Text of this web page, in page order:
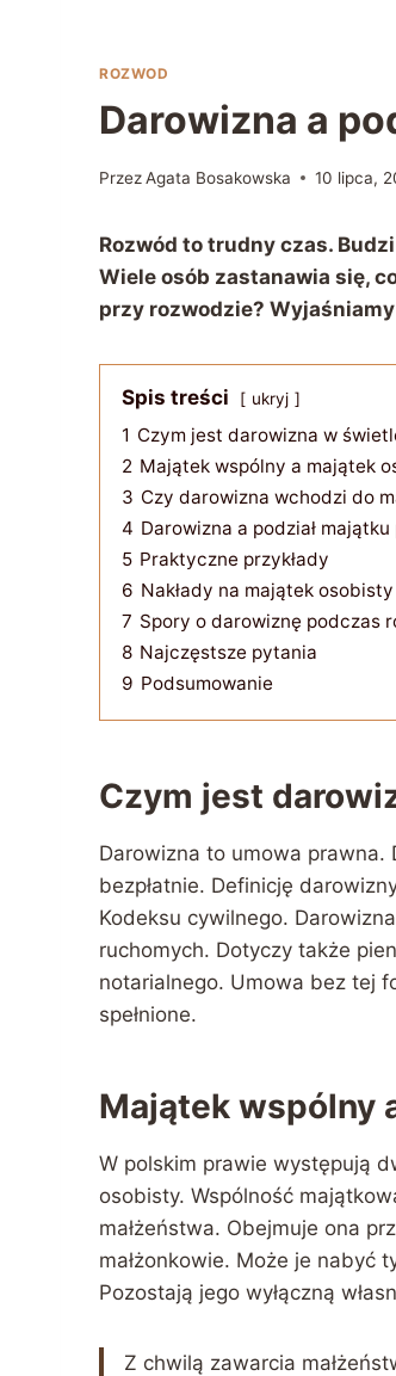
ROZWOD
Darowizna a
PrzezAgata Bosakowska 10 lipca,
Rozwód to trudny czas.
Wiele osób zastanawia się,
przy rozwodzie?
Spis treści ukryj
1 Czym jest darowizna w
2 Majątek wspólny a majątek
3 Czy darowizna wchodzi do
4 Darowizna a podział
5 Praktyczne przykłady
6 Nakłady na majątek
7 Spory o darowiznę podczas
8 Najczęstsze pytania
9 Podsumowanie
Czym jest
Darowizna to umowa prawna.
bezpłatnie. Definicję
Kodeksu cywilnego.
ruchomych. Dotyczy także
notarialnego. Umowa bez tej
spełnione.
Majątek wspólny
W polskim prawie występują
osobisty. Wspólność
małżeństwa. Obejmuje ona
małżonkowie. Może je nabyć
Pozostają jego wyłączną
Z chwilą zawarcia